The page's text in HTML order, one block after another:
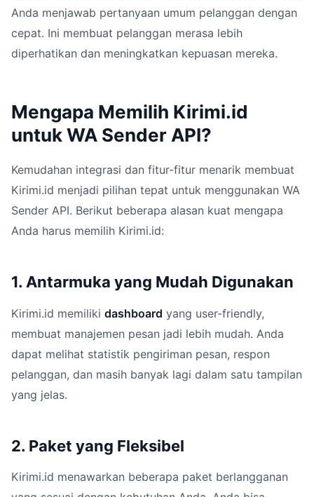
Anda menjawab pertanyaan umum pelanggan dengan
cepat. Ini membuat pelanggan merasa lebih
diperhatikan dan meningkatkan kepuasan mereka.
Mengapa Memilih Kirimi.id
untuk WA Sender API?
Kemudahan integrasi dan fitur-fitur menarik membuat
Kirimi.id menjadi pilihan tepat untuk menggunakan WA
Sender API. Berikut beberapa alasan kuat mengapa
Anda harus memilih Kirimi.id:
1. Antarmuka yang Mudah Digunakan
Kirimi.id memiliki dashboard yang user-friendly,
membuat manajemen pesan jadi lebih mudah. Anda
dapat melihat statistik pengiriman pesan, respon
pelanggan, dan masih banyak lagi dalam satu tampilan
yang jelas.
2. Paket yang Fleksibel
Kirimi.id menawarkan beberapa paket berlangganan